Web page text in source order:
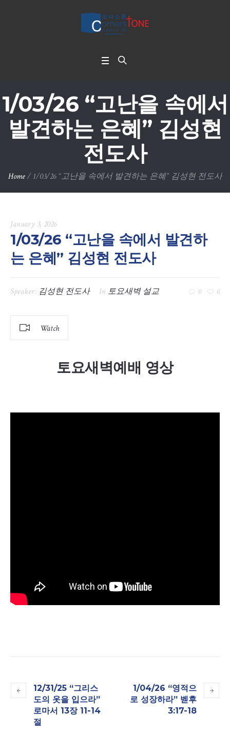
1/03/26 “고난을 속에서
발견하는 은혜” 김성현
전도사
Home / 1/03/26 “고난을 속에서 발견하는 은혜” 김성현 전도사
January 3, 2026
1/03/26 “고난을 속에서 발견하
는 은혜” 김성현 전도사
Speaker: 김성현 전도사 In 토요새벽 설교 0 0
Watch
토요새벽예배 영상
12/31/25 “그리스
도의 옷을 입으라”
로마서 13장 11-14
절
1/04/26 “영적으
로 성장하라” 벧후
3:17-18